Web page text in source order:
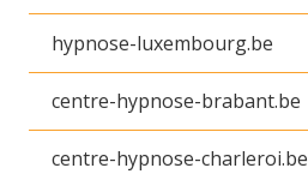
hypnose-luxembourg.be
centre-hypnose-brabant.be
centre-hypnose-charleroi.be